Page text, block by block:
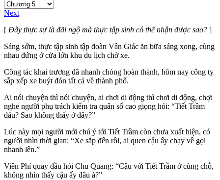
Next
[ Đây thực sự là đãi ngộ mà thực tập sinh có thể nhận được sao? ]
Sáng sớm, thực tập sinh tập đoàn Vân Giác ăn bữa sáng xong, cùng
nhau đứng ở cửa lớn khu du lịch chờ xe.
Công tác khai trương đã nhanh chóng hoàn thành, hôm nay công ty
sắp xếp xe buýt đón tất cả về thành phố.
Ai nói chuyện thì nói chuyện, ai chơi di động thì chơi di động, chợt
nghe người phụ trách kiểm tra quân số cao giọng hỏi: “Tiết Trầm
đâu? Sao không thấy ở đây?”
Lúc này mọi người mới chú ý tới Tiết Trầm còn chưa xuất hiện, có
người nhìn thời gian: “Xe sắp đến rồi, ai quen cậu ấy chạy về gọi
nhanh lên.”
Viên Phỉ quay đầu hỏi Chu Quang: “Cậu với Tiết Trầm ở cùng chỗ,
không nhìn thấy cậu ấy đâu à?”